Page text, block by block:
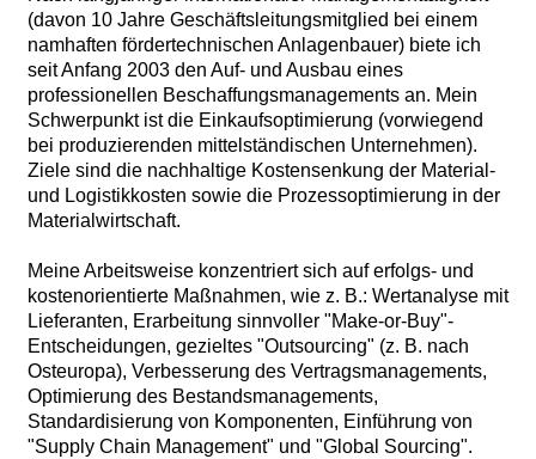
(davon 10 Jahre Geschäftsleitungsmitglied bei einem
namhaften fördertechnischen Anlagenbauer) biete ich
seit Anfang 2003 den Auf- und Ausbau eines
professionellen Beschaffungsmanagements an. Mein
Schwerpunkt ist die Einkaufsoptimierung (vorwiegend
bei produzierenden mittelständischen Unternehmen).
Ziele sind die nachhaltige Kostensenkung der Material-
und Logistikkosten sowie die Prozessoptimierung in der
Materialwirtschaft.
Meine Arbeitsweise konzentriert sich auf erfolgs- und
kostenorientierte Maßnahmen, wie z. B.: Wertanalyse mit
Lieferanten, Erarbeitung sinnvoller "Make-or-Buy"-
Entscheidungen, gezieltes "Outsourcing" (z. B. nach
Osteuropa), Verbesserung des Vertragsmanagements,
Optimierung des Bestandsmanagements,
Standardisierung von Komponenten, Einführung von
"Supply Chain Management" und "Global Sourcing".